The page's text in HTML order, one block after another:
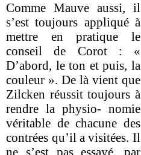
Comme Mauve aussi, il
s’est toujours appliqué à
mettre en pratique le
conseil de Corot : «
D’abord, le ton et puis, la
couleur ». De là vient que
Zilcken réussit toujours à
rendre la physio- nomie
véritable de chacune des
contrées qu’il a visitées. Il